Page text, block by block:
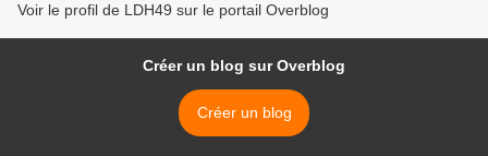
Voir le profil de LDH49 sur le portail Overblog
Créer un blog sur Overblog
Créer un blog